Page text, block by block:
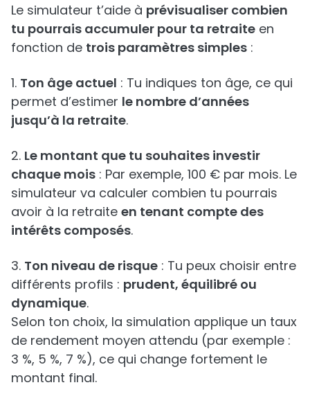
Le simulateur t’aide à prévisualiser combien
tu pourrais accumuler pour ta retraite en
fonction de trois paramètres simples :
1. Ton âge actuel : Tu indiques ton âge, ce qui
permet d’estimer le nombre d’années
jusqu’à la retraite.
2. Le montant que tu souhaites investir
chaque mois : Par exemple, 100 € par mois. Le
simulateur va calculer combien tu pourrais
avoir à la retraite en tenant compte des
intérêts composés.
3. Ton niveau de risque : Tu peux choisir entre
différents profils : prudent, équilibré ou
dynamique.
Selon ton choix, la simulation applique un taux
de rendement moyen attendu (par exemple :
3 %, 5 %, 7 %), ce qui change fortement le
montant final.